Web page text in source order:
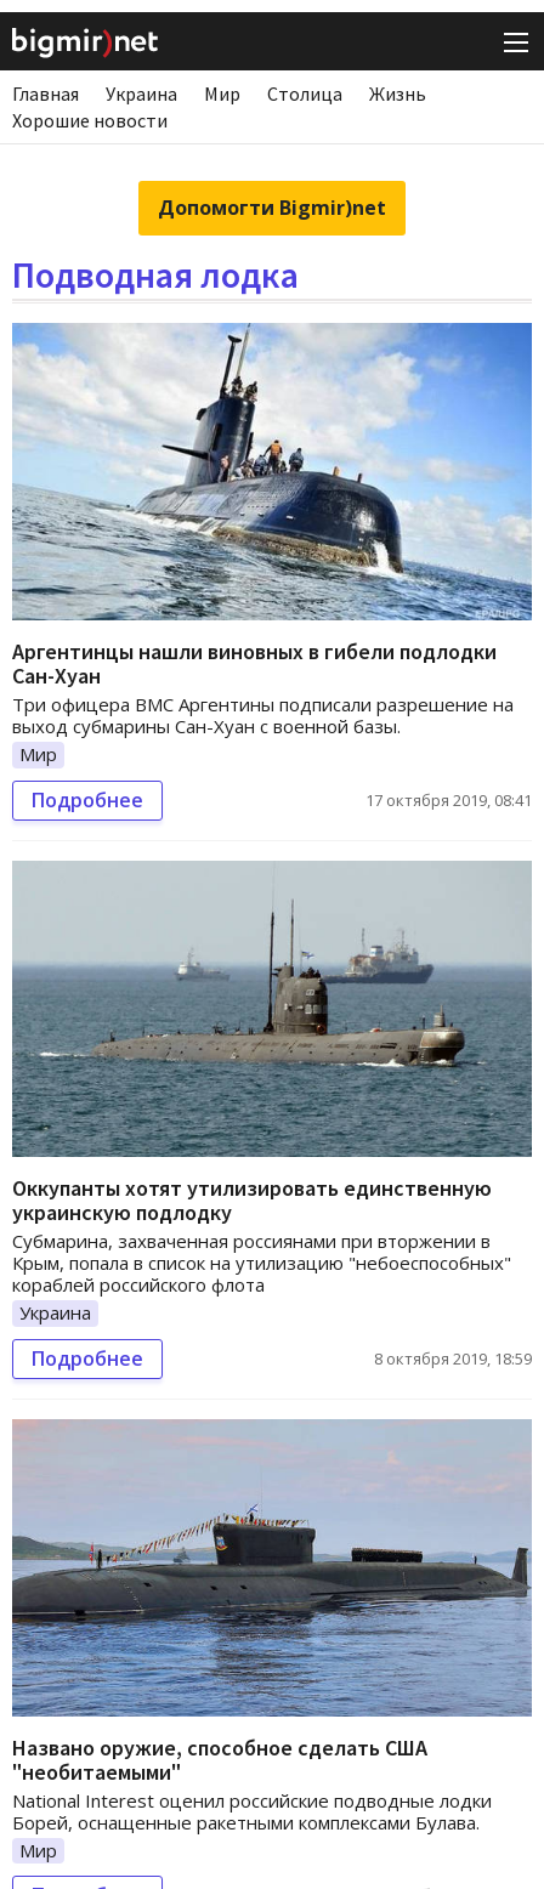
Главная Украина Мир Столица
Жизнь
Хорошие новости
Допомогти Bigmir)net
Подводная лодка
Аргентинцы нашли виновных в гибели подлодки
Сан-Хуан
Три офицера ВМС Аргентины подписали разрешение на
выход субмарины Сан-Хуан с военной базы.
Мир
Подробнее 17 октября 2019, 08:41
Оккупанты хотят утилизировать единственную
украинскую подлодку
Субмарина, захваченная россиянами при вторжении в
Крым, попала в список на утилизацию "небоеспособных"
кораблей российского флота
Украина
Подробнее 8 октября 2019, 18:59
Названо оружие, способное сделать США
"необитаемыми"
National Interest оценил российские подводные лодки
Борей, оснащенные ракетными комплексами Булава.
Мир